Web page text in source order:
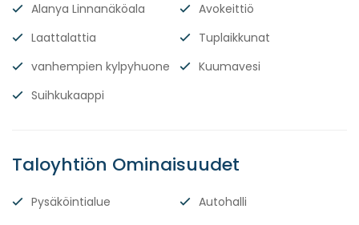
Alanya Linnanäköala
Avokeittiö
Laattalattia
Tuplaikkunat
vanhempien kylpyhuone
Kuumavesi
Suihkukaappi
Taloyhtiön Ominaisuudet
Pysäköintialue
Autohalli